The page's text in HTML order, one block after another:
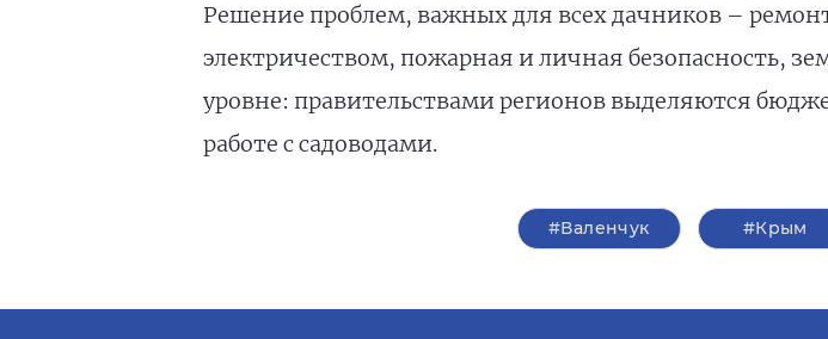
Решение проблем, важных для всех дачников –
электричеством, пожарная и личная безопасность,
уровне: правительствами регионов выделяются
работе с садоводами.
#Валенчук #Крым